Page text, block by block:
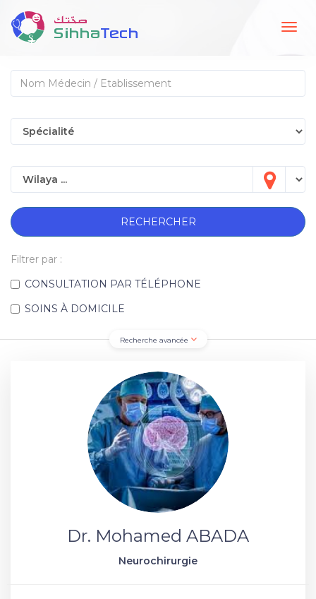
RECHERCHER
Filtrer par :
CONSULTATION PAR TÉLÉPHONE
SOINS À DOMICILE
Recherche avancée
Dr. Mohamed ABADA
Neurochirurgie